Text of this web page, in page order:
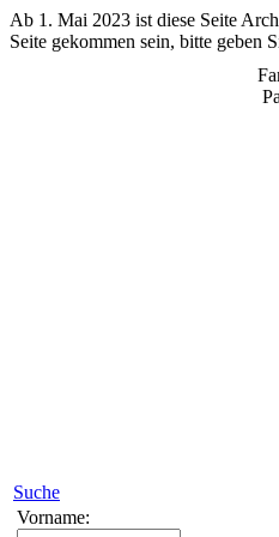
Ab 1. Mai 2023 ist diese Seite
Seite gekommen sein, bitte geben
Suche
Vorname: